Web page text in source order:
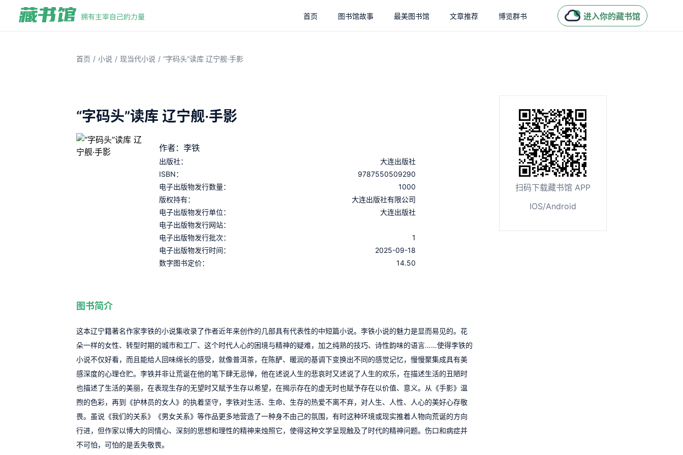
首页 图书馆故事 最美图书馆 文章推荐 博览群书 进入你的藏书馆
首页 / 小说 / 现当代小说 / “字码头”读库 辽宁舰·手影
“字码头”读库 辽宁舰·手影
作者：李铁
出版社：
大连出版社
ISBN：
9787550509290
电子出版物发行数量：
1000
版权持有：
大连出版社有限公司
电子出版物发行单位：
大连出版社
电子出版物发行网站：
电子出版物发行批次：
1
电子出版物发行时间：
2025-09-18
数字图书定价：
14.50
图书简介
这本辽宁籍著名作家李铁的小说集收录了作者近年来创作的几部具有代表性的中短篇小说。李铁小说的魅力是显而易见的。花
朵一样的女性、转型时期的城市和工厂、这个时代人心的困境与精神的疑难，加之纯熟的技巧、诗性韵味的语言……使得李铁的
小说不仅好看，而且能给人回味绵长的感受，就像普洱茶，在陈酽、暖润的基调下变换出不同的感觉记忆，慢慢聚集成具有美
感深度的心理仓贮。李铁并非让荒诞在他的笔下肆无忌惮，他在述说人生的悲哀时又述说了人生的欢乐，在描述生活的丑陋时
也描述了生活的美丽，在表现生存的无望时又赋予生存以希望，在揭示存在的虚无时也赋予存在以价值、意义。从《手影》温
煦的色彩，再到《护林员的女人》的执着坚守，李铁对生活、生命、生存的热爱不离不弃，对人生、人性、人心的美好心存敬
畏。虽说《我们的关系》《男女关系》等作品更多地营造了一种身不由己的氛围，有时这种环境或现实推着人物向荒诞的方向
行进，但作家以博大的同情心、深刻的思想和理性的精神来烛照它，使得这种文学呈现触及了时代的精神问题。伤口和病症并
不可怕，可怕的是丢失敬畏。
扫码下载藏书馆 APP
IOS/Android